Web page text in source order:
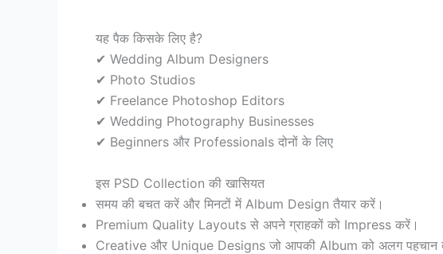
यह पैक किसके लिए है?
✔ Wedding Album Designers
✔ Photo Studios
✔ Freelance Photoshop Editors
✔ Wedding Photography Businesses
✔ Beginners और Professionals दोनों के लिए
इस PSD Collection की खासियत
समय की बचत करें और मिनटों में Album Design तैयार करें।
Premium Quality Layouts से अपने ग्राहकों को Impress करें।
Creative और Unique Designs जो आपकी Album को अलग पहचान